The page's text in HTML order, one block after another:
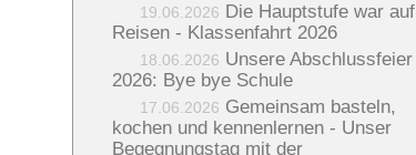
19.06.2026 Die Hauptstufe war auf
Reisen - Klassenfahrt 2026
18.06.2026 Unsere Abschlussfeier
2026: Bye bye Schule
17.06.2026 Gemeinsam basteln,
kochen und kennenlernen - Unser
Begegnungstag mit der